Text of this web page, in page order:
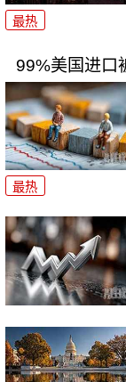
最热
99%美国进口
最热